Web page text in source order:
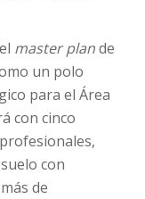
master plande
un polo
para el Área
con cinco
con
de